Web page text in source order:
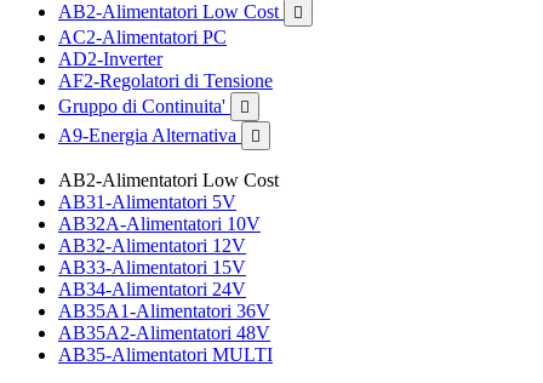
AB2-Alimentatori Low Cost

AC2-Alimentatori PC
AD2-Inverter
AF2-Regolatori di Tensione
Gruppo di Continuita'

A9-Energia Alternativa 
AB2-Alimentatori Low Cost
AB31-Alimentatori 5V
AB32A-Alimentatori 10V
AB32-Alimentatori 12V
AB33-Alimentatori 15V
AB34-Alimentatori 24V
AB35A1-Alimentatori 36V
AB35A2-Alimentatori 48V
AB35-Alimentatori MULTI